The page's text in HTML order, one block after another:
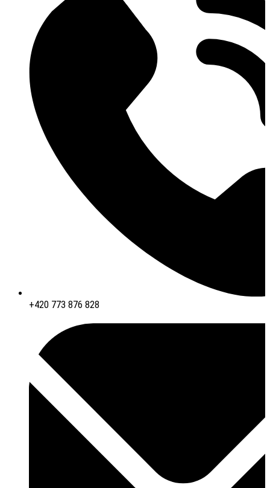
+420 773 876 828